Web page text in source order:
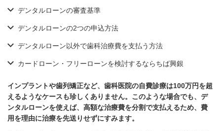
デンタルローンの審査基準
デンタルローンの2つの申込方法
デンタルローン以外で歯科治療費を支払う方法
カードローン・フリーローンを検討するならちば興銀
インプラントや歯列矯正など、歯科医院の自費診療は100万円を超
えるようなケースも珍しくありません。このような場合でも、デ
ンタルローンを使えば、高額な治療費を分割で支払えるため、費
用を理由に治療を先送りせずにすみます。